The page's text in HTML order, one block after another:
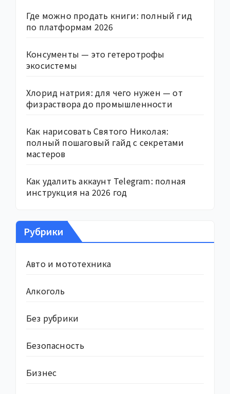
Где можно продать книги: полный гид
по платформам 2026
Консументы — это гетеротрофы
экосистемы
Хлорид натрия: для чего нужен — от
физраствора до промышленности
Как нарисовать Святого Николая:
полный пошаговый гайд с секретами
мастеров
Как удалить аккаунт Telegram: полная
инструкция на 2026 год
Рубрики
Авто и мототехника
Алкоголь
Без рубрики
Безопасность
Бизнес